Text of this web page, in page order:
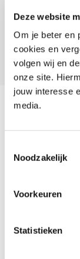
Deze website
Om je beter en
cookies en
volgen wij en
onze site.
jouw interesse
media.
Noodzakelijk
Voorkeuren
Statistieken
Offline Sales
Waterproof 5 liter
Dankzij de
makkelijk
Als stand